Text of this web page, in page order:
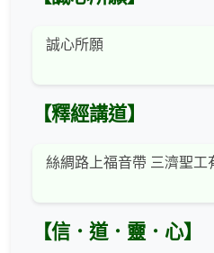
誠心所願
【釋經講道】
絲綢路上福音帶 三濟聖工
【信．道．靈．心】